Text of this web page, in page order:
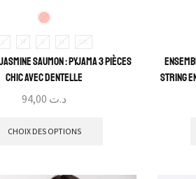
L M S XL XXL
Saumon : Pyjama 3 Pièces
Chic avec Dentelle
د.ت
CHOIX DES OPTIONS
String